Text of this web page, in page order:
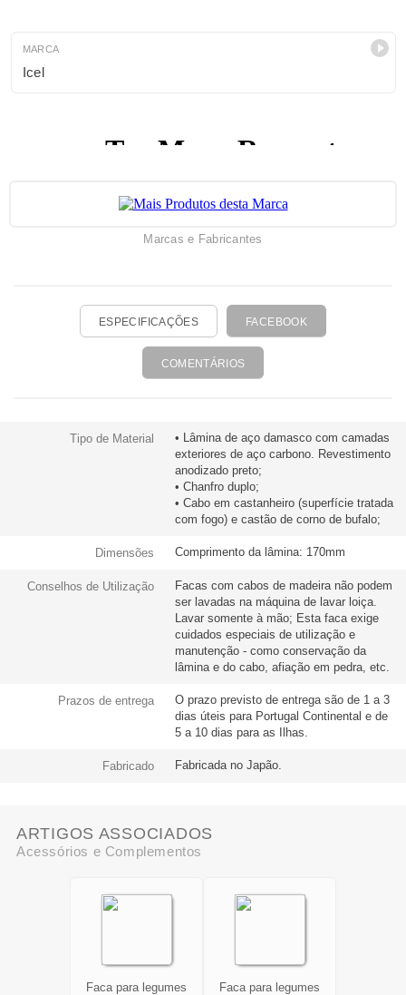
um aspeto elegante e moderno, ao mesmo tempo que
reduz a aderência dos alimentos à lâmina durante o corte.
MARCA
Icel
Marcas e Fabricantes
ESPECIFICAÇÕES FACEBOOK
COMENTÁRIOS
Tipo de Material
• Lâmina de aço damasco com camadas
exteriores de aço carbono. Revestimento
anodizado preto;
• Chanfro duplo;
• Cabo em castanheiro (superfície tratada
com fogo) e castão de corno de bufalo;
Dimensões Comprimento da lâmina: 170mm
Conselhos de Utilização
Facas com cabos de madeira não podem
ser lavadas na máquina de lavar loiça.
Lavar somente à mão; Esta faca exige
cuidados especiais de utilização e
manutenção - como conservação da
lâmina e do cabo, afiação em pedra, etc.
Prazos de entrega
O prazo previsto de entrega são de 1 a 3
dias úteis para Portugal Continental e de
5 a 10 dias para as Ilhas.
Fabricado Fabricada no Japão.
ARTIGOS ASSOCIADOS
Acessórios e Complementos
Faca para legumes
Faca para legumes